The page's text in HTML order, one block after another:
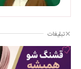
تبلیغات